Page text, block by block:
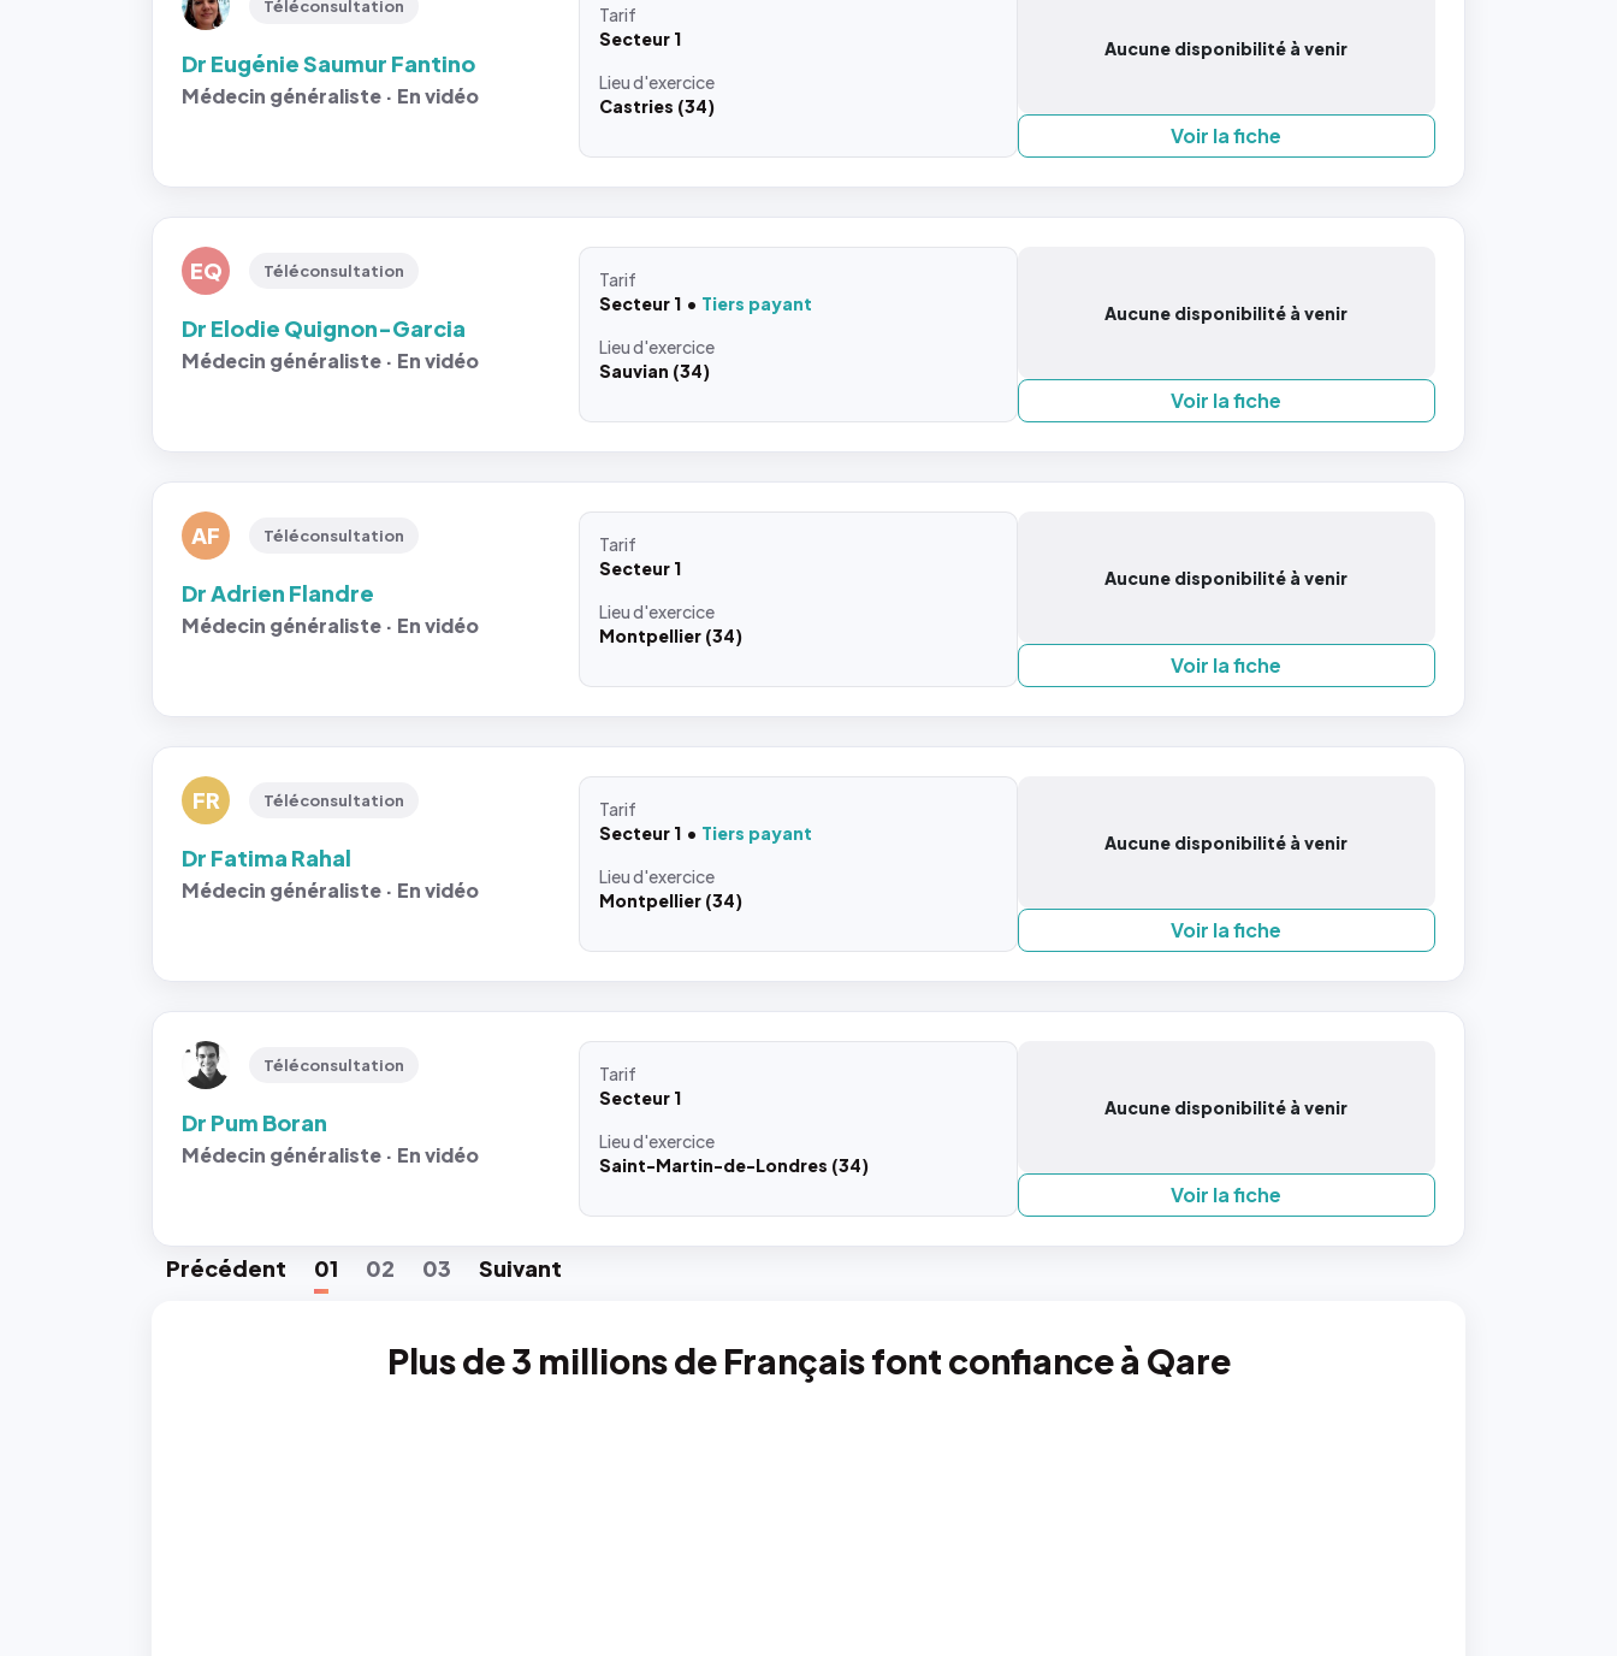
Téléconsultation
Dr Eugénie Saumur Fantino
Médecin généraliste · En vidéo
Tarif
Secteur 1
Lieud'exercice
Castries (34)
Aucune disponibilité à venir
Voir la fiche
EQ Téléconsultation
Dr Elodie Quignon-Garcia
Médecin généraliste · En vidéo
Tarif
Secteur 1
Tiers payant
Lieud'exercice
Sauvian (34)
Aucune disponibilité à venir
Voir la fiche
AF Téléconsultation
Dr Adrien Flandre
Médecin généraliste · En vidéo
Tarif
Secteur 1
Lieud'exercice
Montpellier (34)
Aucune disponibilité à venir
Voir la fiche
FR Téléconsultation
Dr Fatima Rahal
Médecin généraliste · En vidéo
Tarif
Secteur 1
Tiers payant
Lieud'exercice
Montpellier (34)
Aucune disponibilité à venir
Voir la fiche
Téléconsultation
Dr Pum Boran
Médecin généraliste · En vidéo
Tarif
Secteur 1
Lieud'exercice
Saint-Martin-de-Londres (34)
Aucune disponibilité à venir
Voir la fiche
Précédent 01 02 03 Suivant
Plus de 3 millions de Français font confiance à Qare